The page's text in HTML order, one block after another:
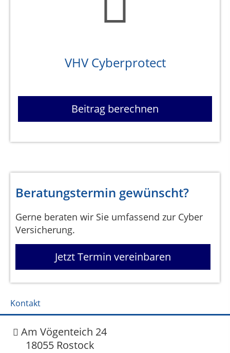
VHV Cyberprotect
Beitrag berechnen
Beratungstermin gewünscht?
Gerne beraten wir Sie umfassend zur Cyber
Versicherung.
Jetzt Termin vereinbaren
Kontakt
Am Vögenteich 24
18055 Rostock